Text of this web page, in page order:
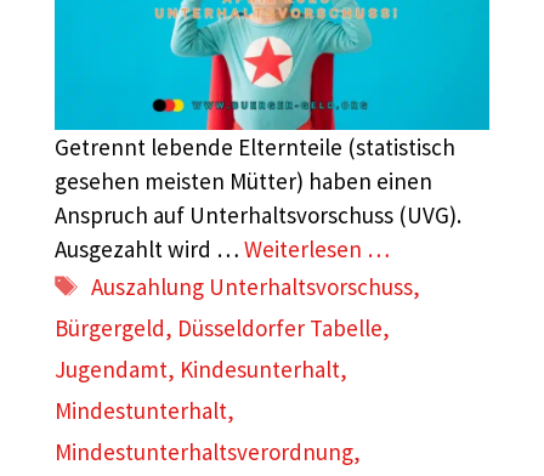
Getrennt lebende Elternteile (statistisch
gesehen meisten Mütter) haben einen
Anspruch auf Unterhaltsvorschuss (UVG).
Ausgezahlt wird … Weiterlesen …
Schlagwörter
Auszahlung Unterhaltsvorschuss,
Bürgergeld, Düsseldorfer Tabelle,
Jugendamt, Kindesunterhalt,
Mindestunterhalt,
Mindestunterhaltsverordnung,